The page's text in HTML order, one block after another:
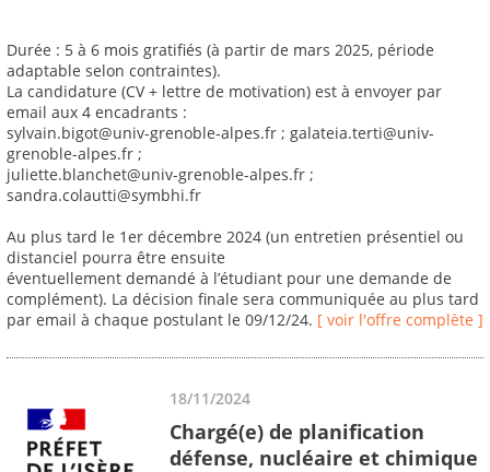
Durée : 5 à 6 mois gratifiés (à partir de mars 2025, période
adaptable selon contraintes).
La candidature (CV + lettre de motivation) est à envoyer par
email aux 4 encadrants :
sylvain.bigot@univ-grenoble-alpes.fr ; galateia.terti@univ-
grenoble-alpes.fr ;
juliette.blanchet@univ-grenoble-alpes.fr ;
sandra.colautti@symbhi.fr
Au plus tard le 1er décembre 2024 (un entretien présentiel ou
distanciel pourra être ensuite
éventuellement demandé à l’étudiant pour une demande de
complément). La décision finale sera communiquée au plus tard
par email à chaque postulant le 09/12/24. [ voir l'offre complète ]
18/11/2024
Chargé(e) de planification
défense, nucléaire et chimique